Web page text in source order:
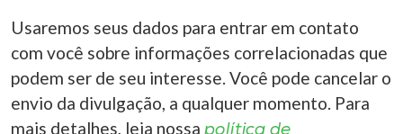
Usaremos seus dados para entrar em contato
com você sobre informações correlacionadas que
podem ser de seu interesse. Você pode cancelar o
envio da divulgação, a qualquer momento. Para
mais detalhes, leia nossa